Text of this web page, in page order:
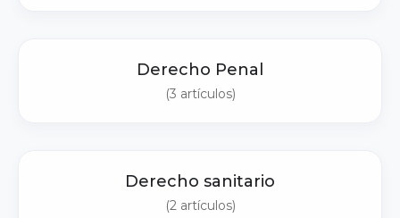
Derecho Penal
(3 artículos)
Derecho sanitario
(2 artículos)